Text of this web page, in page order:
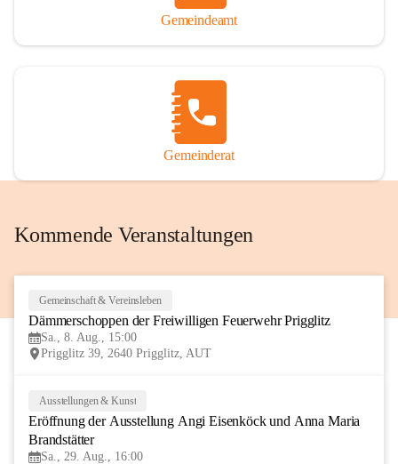
Gemeindeamt
Gemeinderat
Kommende Veranstaltungen
Gemeinschaft & Vereinsleben
Dämmerschoppen der Freiwilligen Feuerwehr Prigglitz
Sa., 8. Aug., 15:00
Prigglitz 39, 2640 Prigglitz, AUT
AUG
Ausstellungen & Kunst
Eröffnung der Ausstellung Angi Eisenköck und Anna Maria
Brandstätter
Sa., 29. Aug., 16:00